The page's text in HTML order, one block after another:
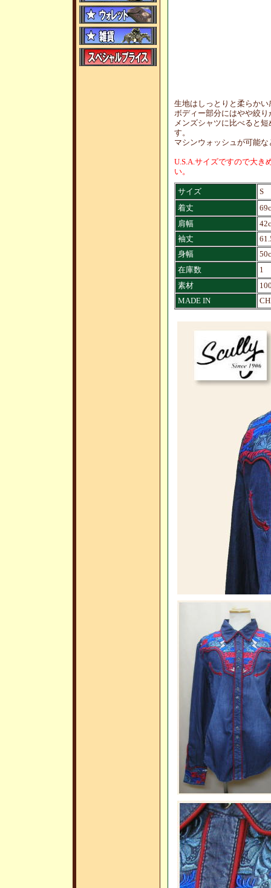
生地はしっとりと柔らかい
ボディー部分にはやや絞
メンズシャツに比べると
す。
マシンウォッシュが可能
U.S.A.サイズですので大き
い。
サイズ
S
着丈
肩幅
袖丈
身幅
在庫数
1
素材
MADE IN